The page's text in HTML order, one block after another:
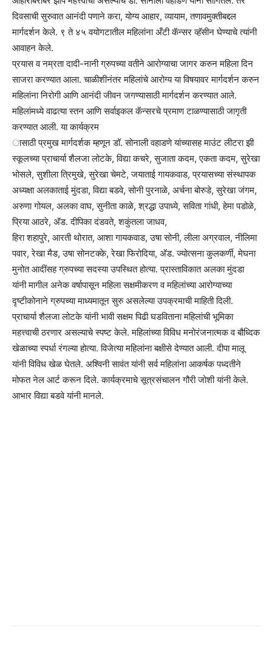
दिवसाची सुरुवात आनंदी पणाने करा, योग्य आहार, व्यायाम, तणावमुक्तीबद्दल
मार्गदर्शन केले. ९ ते ४५ वयोगटातील महिलांना अँटी कॅन्सर व्हॅसीन घेण्याचे त्यांनी
आवाहन केले.
प्रयास व नम्रता दादी-नानी ग्रुपच्या वतीने आरोग्याचा जागर करुन महिला दिन
साजरा करण्यात आला. चाळीशीनंतर महिलांचे आरोग्य या विषयावर मार्गदर्शन करुन
महिलांना निरोगी आणि आनंदी जीवन जगण्यासाठी मार्गदर्शन करण्यात आले.
महिलांमध्ये वाढत्या स्तन आणि सर्वाइकल कॅन्सरचे प्रमाण टाळण्यासाठी जागृती
करण्यात आली. या कार्यक्रम
ासाठी प्रमुख मार्गदर्शक म्हणून डॉ. सोनाली वहाडणे यांच्यासह माउंट लीटरा झी
स्कूलच्या प्राचार्या शैलजा लोटके, विद्या कचरे, सुजाता कदम, एकता कदम, सुरेखा
भोसले, सुशीला त्रिमुखे, सुरेखा चेमटे, जयाताई गायकवाड, प्रयासच्या संस्थापक
अध्यक्षा अलकाताई मुंदडा, विद्या बडवे, सोनी पुरनाळे, अर्चना बोरुडे, सुरेखा जंगम,
अरुणा गोयल, अलका वाघ, सुनीता काळे, श्रद्धा उपाध्ये, सविता गांधी, हेमा पडोळे,
प्रिया आठरे, अ‍ॅड. दीपिका दंडवते, शकुंतला जाधव,
हिरा शहापुरे, आरती थोरात, आशा गायकवाड, उषा सोनी, लीला अग्रवाल, नीलिमा
पवार, रेखा मैड, उषा सोनटक्के, रेखा फिरोदिया, अ‍ॅड. ज्योत्सना कुलकर्णी, मेघना
मुनोत आदींसह ग्रुपच्या सदस्या उपस्थित होत्या. प्रास्ताविकात अलका मुंदडा
यांनी मागील अनेक वर्षापासून महिला सक्षमीकरण व महिलांच्या आरोग्याच्या
दृष्टीकोनाने ग्रुपच्या माध्यमातून सुरु असलेल्या उपक्रमाची माहिती दिली.
प्राचार्या शैलजा लोटके यांनी भावी सक्षम पिढी घडविताना महिलांची भूमिका
महत्त्वाची ठरणार असल्याचे स्पष्ट केले. महिलांच्या विविध मनोरंजनात्मक व बौध्दिक
खेळाच्या स्पर्धा रंगल्या होत्या. विजेत्या महिलांना बक्षीसे देण्यात आली. दीपा मालू
यांनी विविध खेळ घेतले. अश्विनी सावंत यांनी सर्व महिलांना आकर्षक पध्दतीने
मोफत नेल आर्ट करून दिले. कार्यक्रमाचे सूत्रसंचालन गौरी जोशी यांनी केले.
आभार विद्या बडवे यांनी मानले.